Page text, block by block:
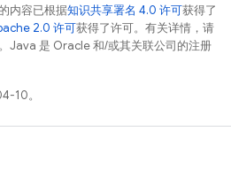
内容已根据知识共享署名 4.0 许可获得了
2.0 许可获得了许可。有关详情，请
。Java 是 Oracle 和/或其关联公司的注册
10。